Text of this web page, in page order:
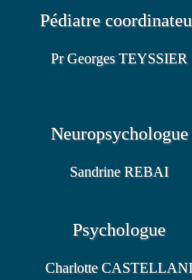
Pédiatre
Pr Georges TEYSSIER
Neuropsychologue
Sandrine REBAI
Psychologue
Charlotte CASTELLANI